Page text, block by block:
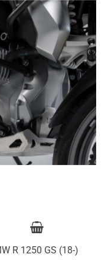
R 1250 GS (18-)